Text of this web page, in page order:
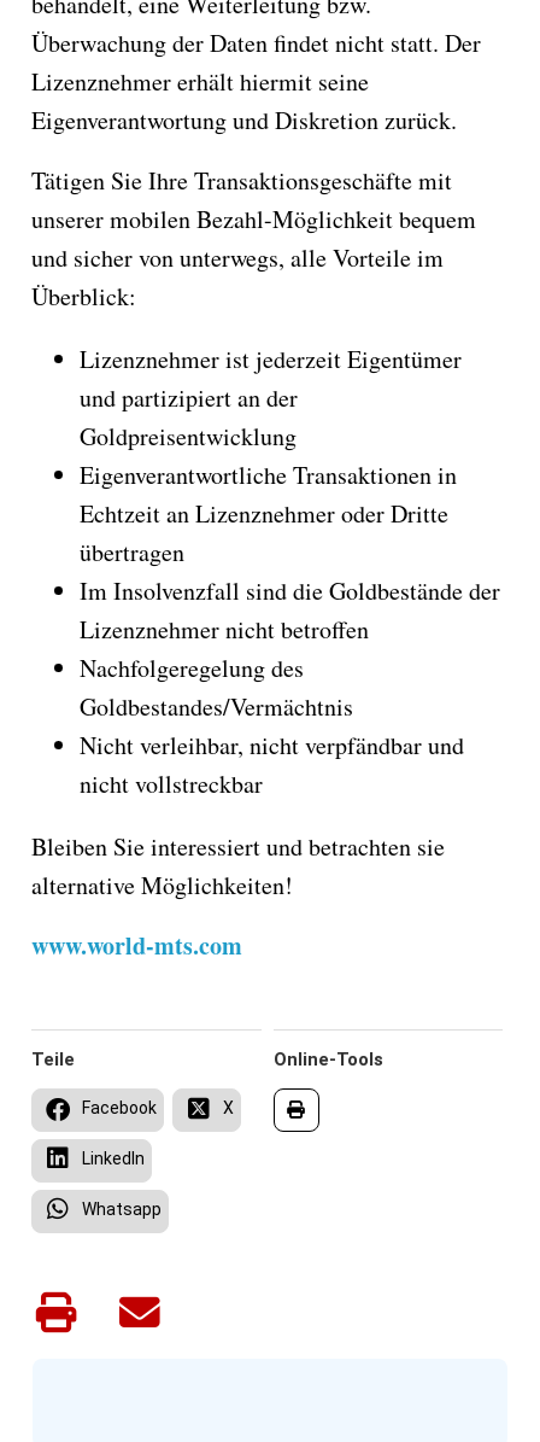
Überwachung der Daten findet nicht statt. Der
Lizenznehmer erhält hiermit seine
Eigenverantwortung und Diskretion zurück.
Tätigen Sie Ihre Transaktionsgeschäfte mit
unserer mobilen Bezahl-Möglichkeit bequem
und sicher von unterwegs, alle Vorteile im
Überblick:
Lizenznehmer ist jederzeit Eigentümer
und partizipiert an der
Goldpreisentwicklung
Eigenverantwortliche Transaktionen in
Echtzeit an Lizenznehmer oder Dritte
übertragen
Im Insolvenzfall sind die Goldbestände der
Lizenznehmer nicht betroffen
Nachfolgeregelung des
Goldbestandes/Vermächtnis
Nicht verleihbar, nicht verpfändbar und
nicht vollstreckbar
Bleiben Sie interessiert und betrachten sie
alternative Möglichkeiten!
www.world-mts.com
Online-Tools
Teile
Facebook X
LinkedIn
Whatsapp